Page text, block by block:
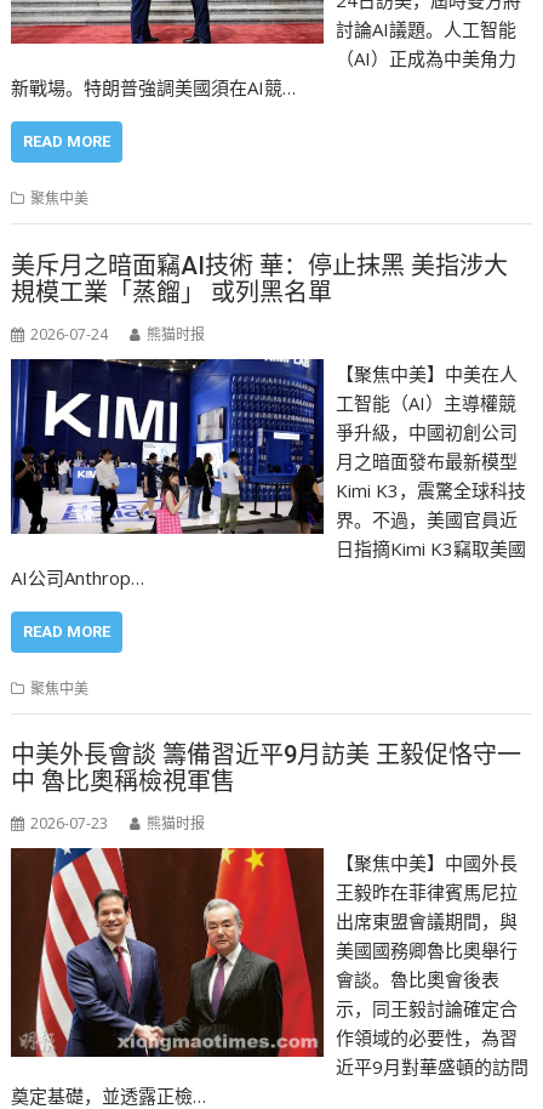
討論AI議題。人工智能
（AI）正成為中美角力
新戰場。特朗普強調美國須在AI競…
READ MORE
聚焦中美
美斥月之暗面竊AI技術 華：停止抹黑 美指涉大
規模工業「蒸餾」 或列黑名單
2026-07-24 熊猫时报
【聚焦中美】中美在人
工智能（AI）主導權競
爭升級，中國初創公司
月之暗面發布最新模型
Kimi K3，震驚全球科技
界。不過，美國官員近
日指摘Kimi K3竊取美國
AI公司Anthrop…
READ MORE
聚焦中美
中美外長會談 籌備習近平9月訪美 王毅促恪守一
中 魯比奧稱檢視軍售
2026-07-23 熊猫时报
【聚焦中美】中國外長
王毅昨在菲律賓馬尼拉
出席東盟會議期間，與
美國國務卿魯比奧舉行
會談。魯比奧會後表
示，同王毅討論確定合
作領域的必要性，為習
近平9月對華盛頓的訪問
奠定基礎，並透露正檢…